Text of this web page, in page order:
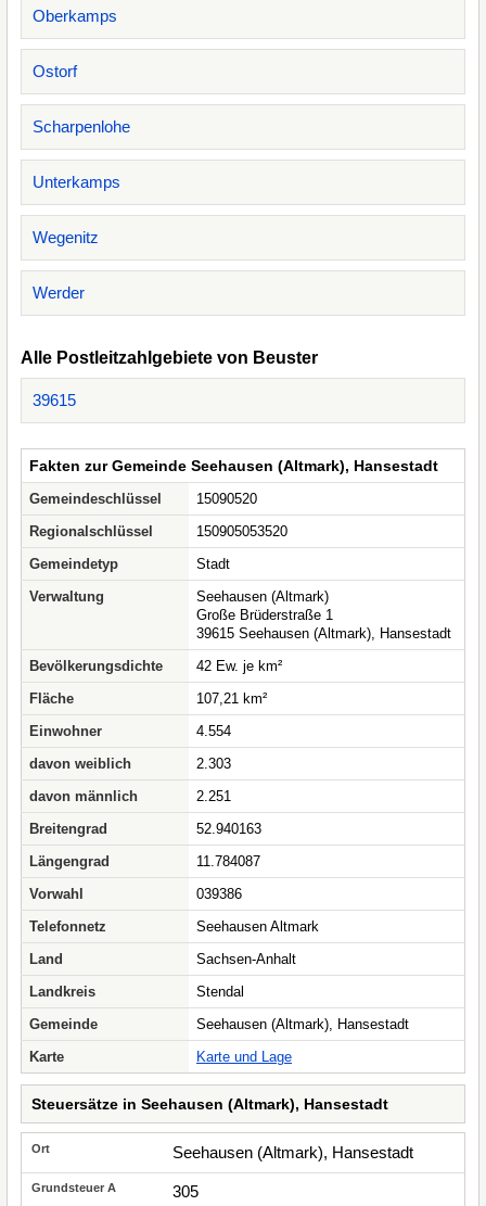
Oberkamps
Ostorf
Scharpenlohe
Unterkamps
Wegenitz
Werder
Alle Postleitzahlgebiete von Beuster
39615
Fakten zur Gemeinde Seehausen (Altmark), Hansestadt
Gemeindeschlüssel
15090520
Regionalschlüssel
150905053520
Gemeindetyp
Stadt
Verwaltung
Seehausen (Altmark)
Große Brüderstraße 1
39615 Seehausen (Altmark), Hansestadt
Bevölkerungsdichte
42 Ew. je km²
Fläche
107,21 km²
Einwohner
4.554
davon weiblich
2.303
davon männlich
2.251
Breitengrad
52.940163
Längengrad
11.784087
Vorwahl
039386
Telefonnetz
Seehausen Altmark
Land
Sachsen-Anhalt
Landkreis
Stendal
Gemeinde
Seehausen (Altmark), Hansestadt
Karte
Karte und Lage
Steuersätze in Seehausen (Altmark), Hansestadt
Seehausen (Altmark), Hansestadt
305